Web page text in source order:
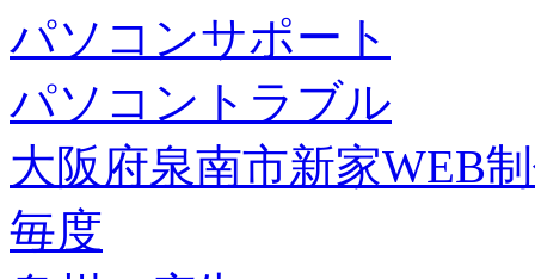
パソコンサポート
パソコントラブル
大阪府泉南市新家WEB
毎度